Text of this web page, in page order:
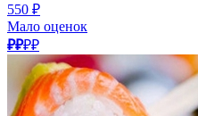
550 ₽
Мало оценок
₽₽₽₽